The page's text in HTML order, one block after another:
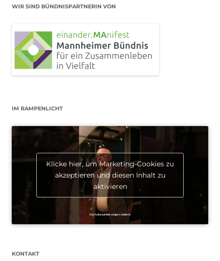
WIR SIND BÜNDNISPARTNERIN VON
IM RAMPENLICHT
Klicke hier, um Marketing-Cookies zu
akzeptieren und diesen Inhalt zu
aktivieren
KONTAKT